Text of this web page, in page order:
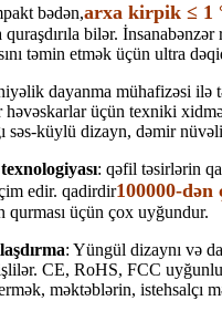
bədən,arxa kirpik ≤ 1
quraşdırıla bilər.
təmin etmək üçün ultra
dayanma mühafizəsi ilə
həvəskarlar üçün texniki
səs-küylü dizayn, dəmir
: qəfil təsirlərin
edir. qadirdir100000-
qurması üçün çox uyğundur.
: Yüngül dizaynı və
CE, RoHS, FCC
məktəblərin, istehsalçı